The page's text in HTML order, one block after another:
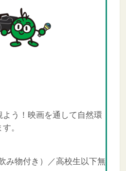
う！映画を通して自然環
。
み物付き）／高校生以下無